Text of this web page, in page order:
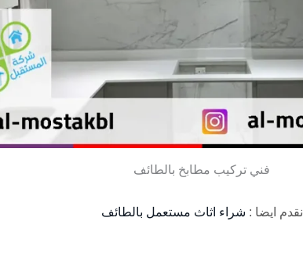
فني تركيب مطابخ بالطائف
نقدم ايضا : شراء اثاث مستعمل بالطائف